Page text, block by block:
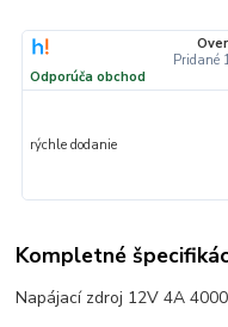
Pridané
Odporúča obchod
rýchle dodanie
Kompletné
Napájací zdroj 12V 4A